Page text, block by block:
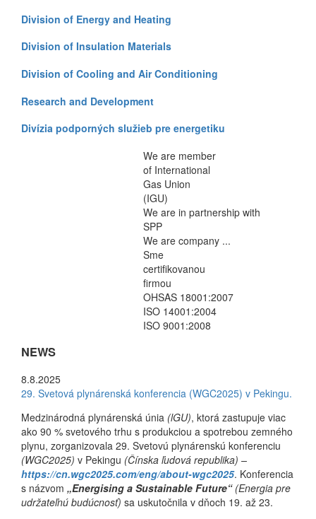
Division of Energy and Heating
Division of Insulation Materials
Division of Cooling and Air Conditioning
Research and Development
Divízia podporných služieb pre energetiku
We are member
of International
Gas Union
(IGU)
We are in partnership with
SPP
We are company ...
Sme
certifikovanou
firmou
OHSAS 18001:2007
ISO 14001:2004
ISO 9001:2008
NEWS
8.8.2025
29. Svetová plynárenská konferencia (WGC2025) v Pekingu.
Medzinárodná plynárenská únia (lGU), ktorá zastupuje viac
ako 90 % svetového trhu s produkciou a spotrebou zemného
plynu, zorganizovala 29. Svetovú plynárenskú konferenciu
(WGC2025) v Pekingu (Čínska ľudová republika) –
https://cn.wgc2025.com/eng/about-wgc2025. Konferencia
s názvom „Energising a Sustainable Future“ (Energia pre
udržateľnú budúcnosť) sa uskutočnila v dňoch 19. až 23.